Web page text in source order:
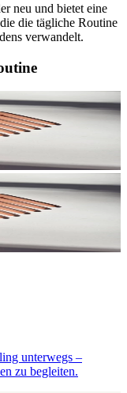
neu und bietet eine
die tägliche Routine
verwandelt.
unterwegs –
zu begleiten.